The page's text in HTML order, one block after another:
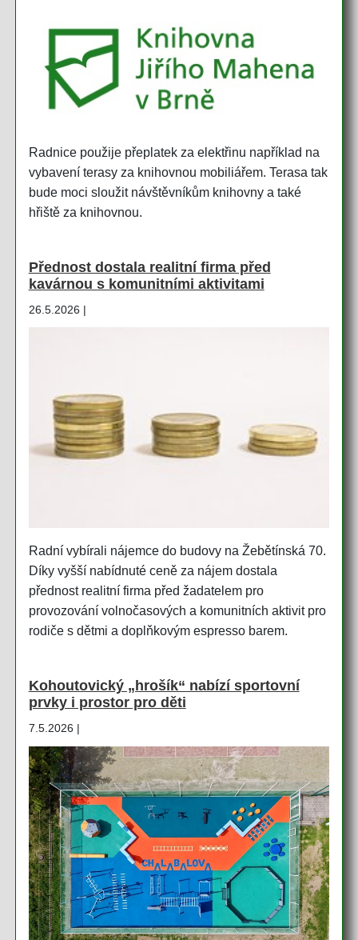
Radnice použije přeplatek za elektřinu například na
vybavení terasy za knihovnou mobiliářem. Terasa tak
bude moci sloužit návštěvníkům knihovny a také
hřiště za knihovnou.
Přednost dostala realitní firma před
kavárnou s komunitními aktivitami
26.5.2026 |
Radní vybírali nájemce do budovy na Žebětínská 70.
Díky vyšší nabídnuté ceně za nájem dostala
přednost realitní firma před žadatelem pro
provozování volnočasových a komunitních aktivit pro
rodiče s dětmi a doplňkovým espresso barem.
Kohoutovický „hrošík“ nabízí sportovní
prvky i prostor pro děti
7.5.2026 |